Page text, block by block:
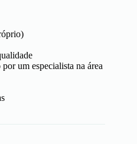
um especialista na área